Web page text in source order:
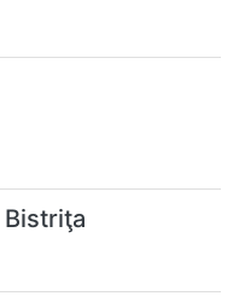
Bistriţa